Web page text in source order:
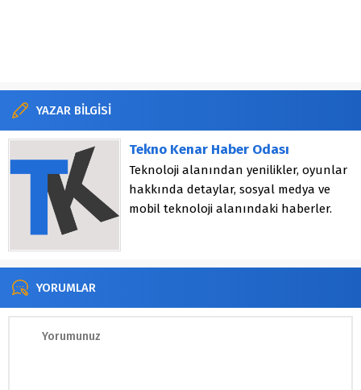
YAZAR BİLGİSİ
Tekno Kenar Haber Odası
Teknoloji alanından yenilikler, oyunlar
hakkında detaylar, sosyal medya ve
mobil teknoloji alanındaki haberler.
YORUMLAR